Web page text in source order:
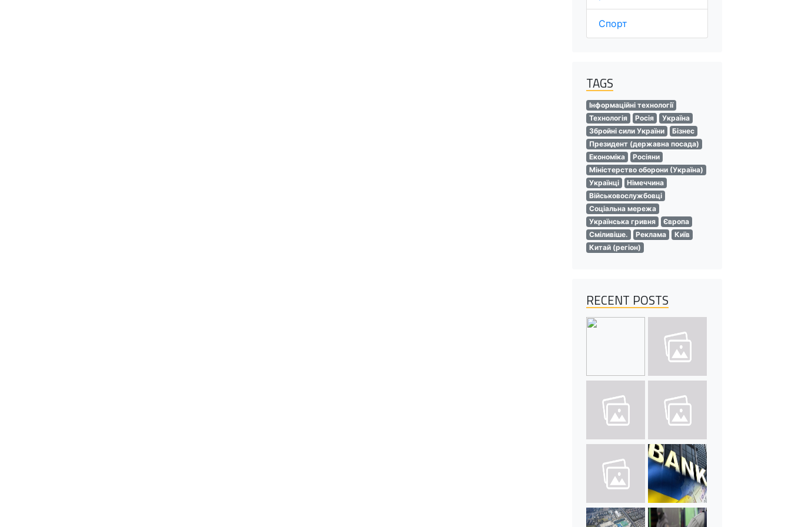
Спорт
TAGS
Інформаційні технології
Технологія
Росія
Україна
Збройні сили України
Бізнес
Президент (державна посада)
Економіка
Росіяни
Міністерство оборони (Україна)
Українці
Німеччина
Військовослужбовці
Соціальна мережа
Українська гривня
Європа
Сміливіше.
Реклама
Київ
Китай (регіон)
RECENT POSTS